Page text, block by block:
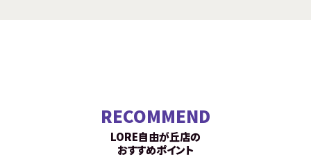
RECOMMEND
LORE自由が丘店の
おすすめポイント